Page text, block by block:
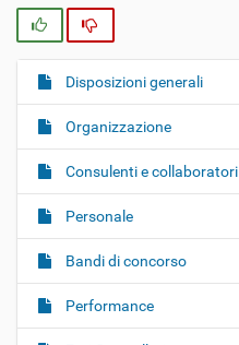
N
a
v
g
a
z
i
o
n
Disposizioni generali
Organizzazione
Consulenti e collaboratori
Personale
Bandi di concorso
Performance